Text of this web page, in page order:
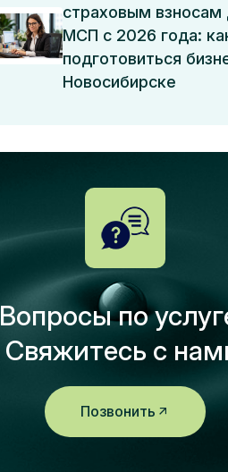
страховым взносам
МСП с 2026 года:
подготовиться
Новосибирске
Вопросы по
Свяжитесь с
Позвонить